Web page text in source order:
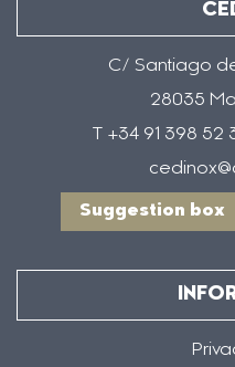
C/ Santiago
28035
T +34 91 398
Suggestion box